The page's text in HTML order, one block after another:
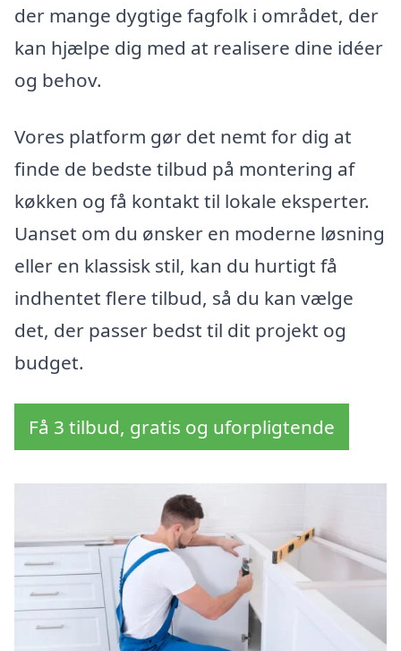
der mange dygtige fagfolk i området, der
kan hjælpe dig med at realisere dine idéer
og behov.
Vores platform gør det nemt for dig at
finde de bedste tilbud på montering af
køkken og få kontakt til lokale eksperter.
Uanset om du ønsker en moderne løsning
eller en klassisk stil, kan du hurtigt få
indhentet flere tilbud, så du kan vælge
det, der passer bedst til dit projekt og
budget.
Få 3 tilbud, gratis og uforpligtende